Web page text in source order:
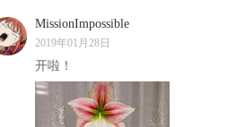
MissionImpossible
2019年01月28日
开啦！